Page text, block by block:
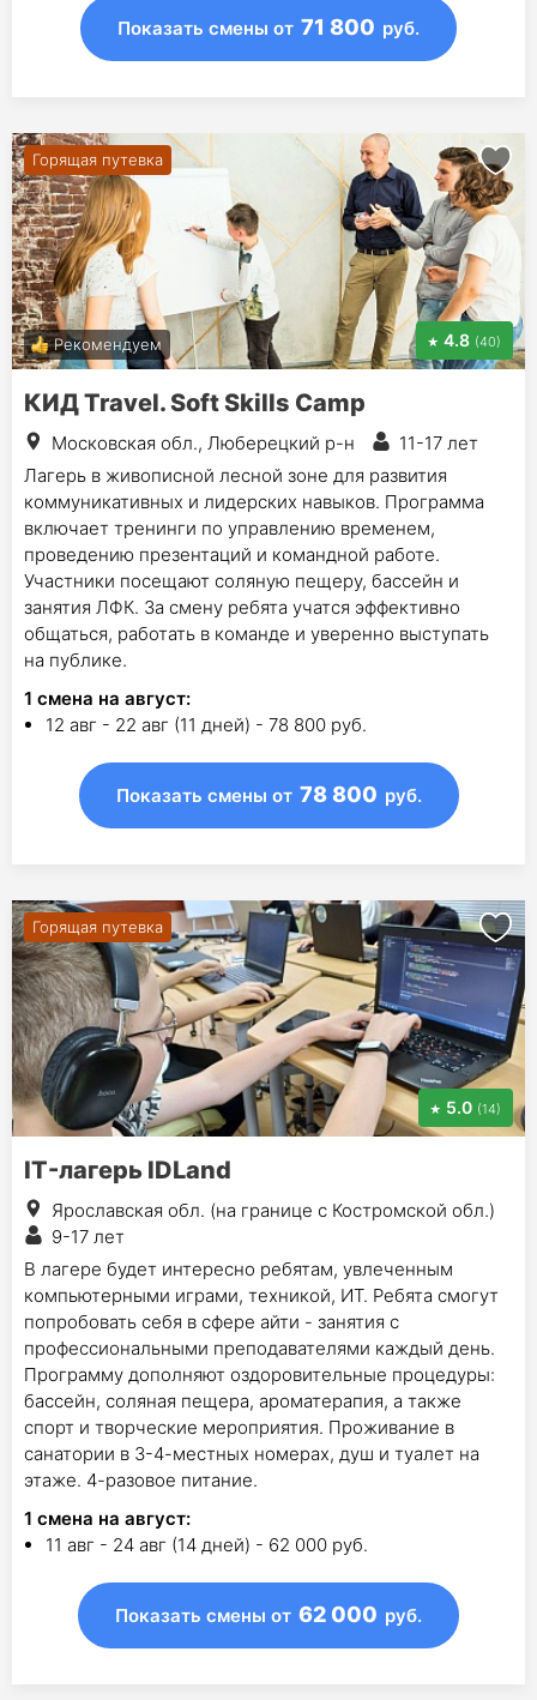
Показать смены от 71 800 руб.
Горящая путевка
Рекомендуем 4.8 (40)
КИД Travel. Soft Skills Camp
Московская обл., Люберецкий р-н
11-17 лет
Лагерь в живописной лесной зоне для развития
коммуникативных и лидерских навыков. Программа
включает тренинги по управлению временем,
проведению презентаций и командной работе.
Участники посещают соляную пещеру, бассейн и
занятия ЛФК. За смену ребята учатся эффективно
общаться, работать в команде и уверенно выступать
на публике.
1 смена на август:
12 авг - 22 авг (11 дней) - 78 800 руб.
Показать смены от 78 800 руб.
Горящая путевка
5.0 (14)
IT-лагерь IDLand
Ярославская обл. (на границе с Костромской обл.)
9-17 лет
В лагере будет интересно ребятам, увлеченным
компьютерными играми, техникой, ИТ. Ребята смогут
попробовать себя в сфере айти - занятия с
профессиональными преподавателями каждый день.
Программу дополняют оздоровительные процедуры:
бассейн, соляная пещера, ароматерапия, а также
спорт и творческие мероприятия. Проживание в
санатории в 3-4-местных номерах, душ и туалет на
этаже. 4-разовое питание.
1 смена на август:
11 авг - 24 авг (14 дней) - 62 000 руб.
Показать смены от 62 000 руб.